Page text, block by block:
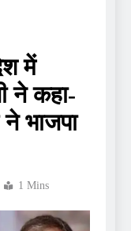
में
ने कहा-
भाजपा
1 Mins